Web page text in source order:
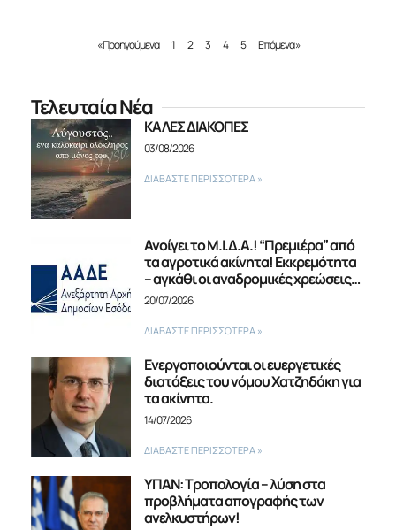
« Προηγούμενα 1 2 3 4 5 Επόμενα »
Τελευταία Νέα
ΚΑΛΕΣ ΔΙΑΚΟΠΕΣ
03/08/2026
ΔΙΑΒΑΣΤΕ ΠΕΡΙΣΣΟΤΕΡΑ »
Ανοίγει το Μ.Ι.Δ.Α.! “Πρεμιέρα” από
τα αγροτικά ακίνητα! Εκκρεμότητα
– αγκάθι οι αναδρομικές χρεώσεις…
20/07/2026
ΔΙΑΒΑΣΤΕ ΠΕΡΙΣΣΟΤΕΡΑ »
Ενεργοποιούνται οι ευεργετικές
διατάξεις του νόμου Χατζηδάκη για
τα ακίνητα.
14/07/2026
ΔΙΑΒΑΣΤΕ ΠΕΡΙΣΣΟΤΕΡΑ »
ΥΠΑΝ: Τροπολογία – λύση στα
προβλήματα απογραφής των
ανελκυστήρων!